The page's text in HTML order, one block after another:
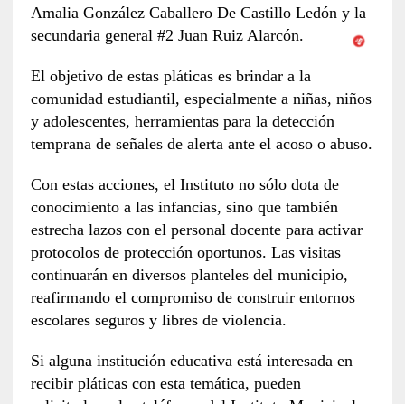
Amalia González Caballero De Castillo Ledón y la
secundaria general #2 Juan Ruiz Alarcón.
El objetivo de estas pláticas es brindar a la
comunidad estudiantil, especialmente a niñas, niños
y adolescentes, herramientas para la detección
temprana de señales de alerta ante el acoso o abuso.
Con estas acciones, el Instituto no sólo dota de
conocimiento a las infancias, sino que también
estrecha lazos con el personal docente para activar
protocolos de protección oportunos. Las visitas
continuarán en diversos planteles del municipio,
reafirmando el compromiso de construir entornos
escolares seguros y libres de violencia.
Si alguna institución educativa está interesada en
recibir pláticas con esta temática, pueden